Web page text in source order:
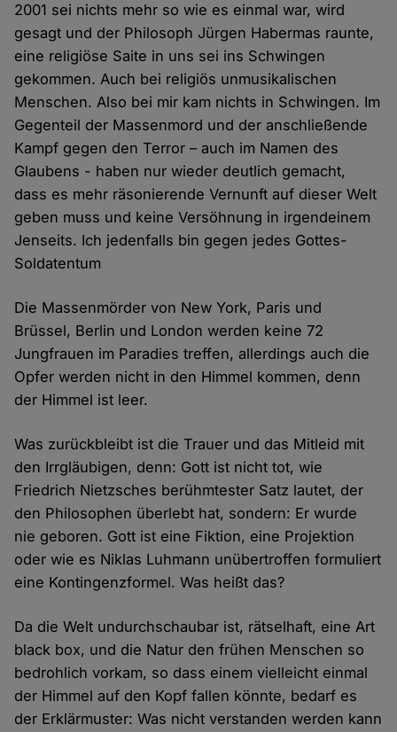
2001 sei nichts mehr so wie es einmal war, wird
gesagt und der Philosoph Jürgen Habermas raunte,
eine religiöse Saite in uns sei ins Schwingen
gekommen. Auch bei religiös unmusikalischen
Menschen. Also bei mir kam nichts in Schwingen. Im
Gegenteil der Massenmord und der anschließende
Kampf gegen den Terror – auch im Namen des
Glaubens - haben nur wieder deutlich gemacht,
dass es mehr räsonierende Vernunft auf dieser Welt
geben muss und keine Versöhnung in irgendeinem
Jenseits. Ich jedenfalls bin gegen jedes Gottes-
Soldatentum
Die Massenmörder von New York, Paris und
Brüssel, Berlin und London werden keine 72
Jungfrauen im Paradies treffen, allerdings auch die
Opfer werden nicht in den Himmel kommen, denn
der Himmel ist leer.
Was zurückbleibt ist die Trauer und das Mitleid mit
den Irrgläubigen, denn: Gott ist nicht tot, wie
Friedrich Nietzsches berühmtester Satz lautet, der
den Philosophen überlebt hat, sondern: Er wurde
nie geboren. Gott ist eine Fiktion, eine Projektion
oder wie es Niklas Luhmann unübertroffen formuliert
eine Kontingenzformel. Was heißt das?
Da die Welt undurchschaubar ist, rätselhaft, eine Art
black box, und die Natur den frühen Menschen so
bedrohlich vorkam, so dass einem vielleicht einmal
der Himmel auf den Kopf fallen könnte, bedarf es
der Erklärmuster: Was nicht verstanden werden kann